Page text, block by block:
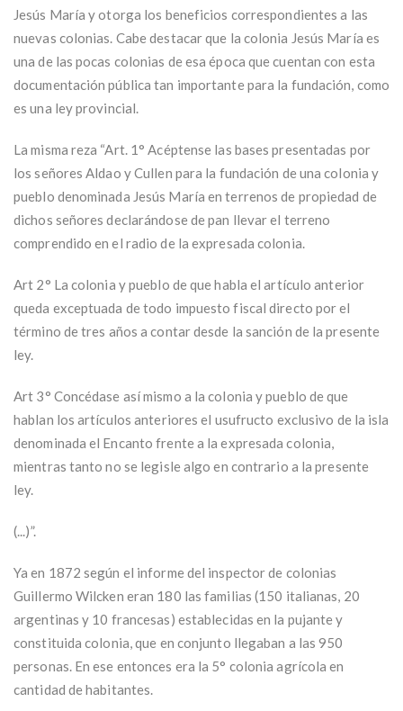
Jesús María y otorga los beneficios correspondientes a las
nuevas colonias. Cabe destacar que la colonia Jesús María es
una de las pocas colonias de esa época que cuentan con esta
documentación pública tan importante para la fundación, como
es una ley provincial.
La misma reza “Art. 1° Acéptense las bases presentadas por
los señores Aldao y Cullen para la fundación de una colonia y
pueblo denominada Jesús María en terrenos de propiedad de
dichos señores declarándose de pan llevar el terreno
comprendido en el radio de la expresada colonia.
Art 2° La colonia y pueblo de que habla el artículo anterior
queda exceptuada de todo impuesto fiscal directo por el
término de tres años a contar desde la sanción de la presente
ley.
Art 3° Concédase así mismo a la colonia y pueblo de que
hablan los artículos anteriores el usufructo exclusivo de la isla
denominada el Encanto frente a la expresada colonia,
mientras tanto no se legisle algo en contrario a la presente
ley.
(...)”.
Ya en 1872 según el informe del inspector de colonias
Guillermo Wilcken eran 180 las familias (150 italianas, 20
argentinas y 10 francesas) establecidas en la pujante y
constituida colonia, que en conjunto llegaban a las 950
personas. En ese entonces era la 5° colonia agrícola en
cantidad de habitantes.